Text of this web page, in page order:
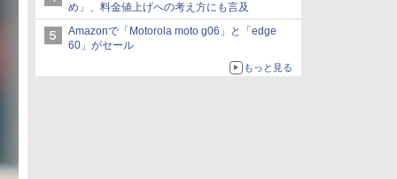
め」、料金値上げへの考え方にも言及
Amazonで「Motorola moto g06」と「edge
60」がセール
もっと見る